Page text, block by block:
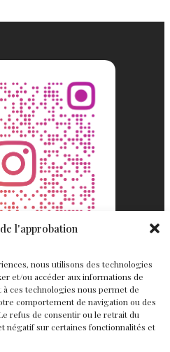
l'approbation
nous utilisons des technologies
et/ou accéder aux informations de
ces technologies nous permet de
comportement de navigation ou des
refus de consentir ou le retrait du
négatif sur certaines fonctionnalités et